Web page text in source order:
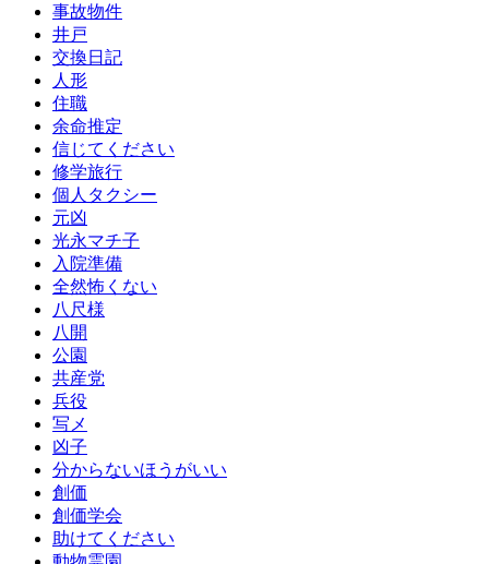
事故物件
井戸
交換日記
人形
住職
余命推定
信じてください
修学旅行
個人タクシー
元凶
光永マチ子
入院準備
全然怖くない
八尺様
八開
公園
共産党
兵役
写メ
凶子
分からないほうがいい
創価
創価学会
助けてください